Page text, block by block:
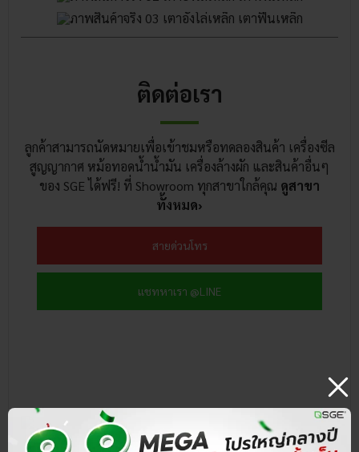
ติดต่อเรา
ลูกค้าสามารถนัดหมายเพื่อเข้าชมหรือทดลองสินค้า เครื่องซีล
สูญญากาศ หม้อทอดน้ำน้ำมัน เครื่องล้างผัก และสินค้าอื่นๆ
ของ SGE ได้ฟรี! ที่ Showroom ทุกสาขาใกล้คุณ ดูสาขา
ทั้งหมด›
สายด่วนโทร
แชทหาเรา @LINE